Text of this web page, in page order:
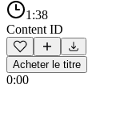
1:38
Content ID
Acheter le titre
0:00